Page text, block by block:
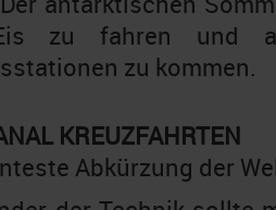
zu fahren und
zu kommen.
KREUZFAHRTEN
Abkürzung der